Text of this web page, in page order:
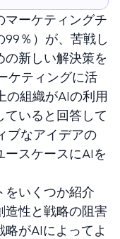
マーケティングチ
％）が、苦戦し
新しい解決策を
ケティングに活
の組織がAIの利用
ていると回答して
ブなアイデアの
スケースにAIを
をいくつか紹介
造性と戦略の阻害
がAIによってよ